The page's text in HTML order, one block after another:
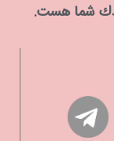
شما هست.